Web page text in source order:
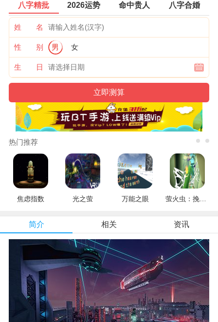
八字精批 2026运势 命中贵人 八字合婚
姓 名
性 别 男 女
生 日
热门推荐
焦虑指数 光之萤 万能之眼
简介 相关 资讯